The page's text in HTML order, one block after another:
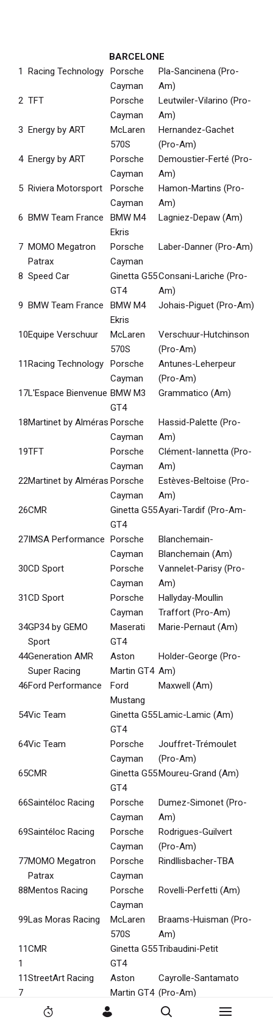
BARCELONE
1
Racing Technology
Porsche
Cayman
Pla-Sancinena (Pro-
Am)
2 TFT
Porsche
Cayman
Leutwiler-Vilarino (Pro-
Am)
3 Energy by ART
McLaren
570S
Hernandez-Gachet
(Pro-Am)
4 Energy by ART
Porsche
Cayman
Demoustier-Ferté (Pro-
Am)
5 Riviera Motorsport
Porsche
Cayman
Hamon-Martins (Pro-
Am)
6 BMW Team France
BMW M4
Ekris
Lagniez-Depaw (Am)
7 MOMO Megatron
Patrax
Porsche
Cayman
Laber-Danner (Pro-Am)
8 Speed Car
Ginetta G55
GT4
Consani-Lariche (Pro-
Am)
9 BMW Team France
BMW M4
Ekris
Johais-Piguet (Pro-Am)
10Equipe Verschuur
McLaren
570S
Verschuur-Hutchinson
(Pro-Am)
11Racing Technology
Porsche
Cayman
Antunes-Leherpeur
(Pro-Am)
17L'Espace Bienvenue BMW M3
GT4
Grammatico (Am)
18Martinet by Alméras Porsche
Cayman
Hassid-Palette (Pro-
Am)
19TFT
Porsche
Cayman
Clément-Iannetta (Pro-
Am)
22Martinet by Alméras Porsche
Cayman
Estèves-Beltoise (Pro-
Am)
26CMR
Ginetta G55
GT4
Ayari-Tardif (Pro-Am-
27IMSA Performance Porsche
Cayman
Blanchemain-
Blanchemain (Am)
30CD Sport
Porsche
Cayman
Vannelet-Parisy (Pro-
Am)
31CD Sport
Porsche
Cayman
Hallyday-Moullin
Traffort (Pro-Am)
34GP34 by GEMO
Sport
Maserati
GT4
Marie-Pernaut (Am)
44Generation AMR
Super Racing
Aston
Martin GT4
Holder-George (Pro-
Am)
46Ford Performance
Ford
Mustang
Maxwell (Am)
54Vic Team
Ginetta G55
GT4
Lamic-Lamic (Am)
64Vic Team
Porsche
Cayman
Jouffret-Trémoulet
(Pro-Am)
65CMR
Ginetta G55
GT4
Moureu-Grand (Am)
66Saintéloc Racing
Porsche
Cayman
Dumez-Simonet (Pro-
Am)
69Saintéloc Racing
Porsche
Cayman
Rodrigues-Guilvert
(Pro-Am)
77MOMO Megatron
Patrax
Porsche
Cayman
Rindllisbacher-TBA
88Mentos Racing
Porsche
Cayman
Rovelli-Perfetti (Am)
99Las Moras Racing
McLaren
570S
Braams-Huisman (Pro-
Am)
11
1
CMR
Ginetta G55
GT4
Tribaudini-Petit
11
7
StreetArt Racing
Aston
Martin GT4
Cayrolle-Santamato
(Pro-Am)
Speed Car Castelli (Pro-Am)